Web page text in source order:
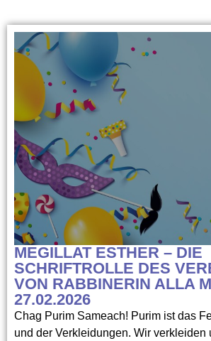
MEGILLAT ESTHER – DIE
SCHRIFTROLLE DES
VON RABBINERIN ALLA
27.02.2026
Chag Purim Sameach! Purim ist das
und der Verkleidungen. Wir verkleiden